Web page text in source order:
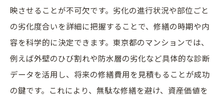
映させることが不可欠です。劣化の進行状況や部位ごと
の劣化度合いを詳細に把握することで、修繕の時期や内
容を科学的に決定できます。東京都のマンションでは、
例えば外壁のひび割れや防水層の劣化など具体的な診断
データを活用し、将来の修繕費用を見積もることが成功
の鍵です。これにより、無駄な修繕を避け、資産価値を